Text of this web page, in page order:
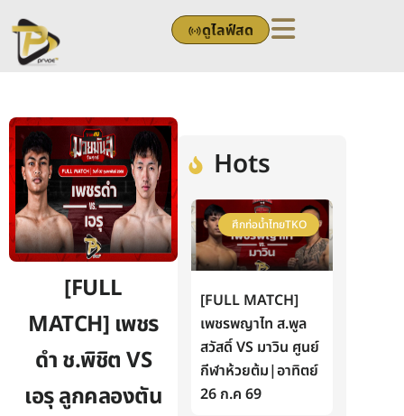
to
content
ดูไลฟ์สด
[FULL
MATCH] เพชร
ดำ ช.พิชิต VS
เอรุ ลูกคลองตัน
Hots
ศึกท่อน้ำไทยTKO
[FULL MATCH]
เพชรพญาไท ส.พูล
สวัสดิ์ VS มาวิน ศูนย์
กีฬาห้วยต้ม|อาทิตย์
26 ก.ค 69